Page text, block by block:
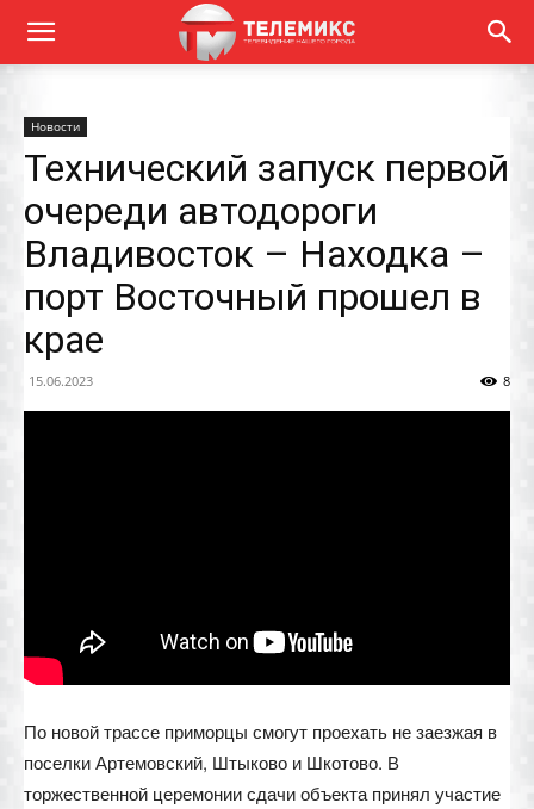
Новости
Технический запуск первой
очереди автодороги
Владивосток – Находка –
порт Восточный прошел в
крае
15.06.2023 8
По новой трассе приморцы смогут проехать не заезжая в
поселки Артемовский, Штыково и Шкотово. В
торжественной церемонии сдачи объекта принял участие